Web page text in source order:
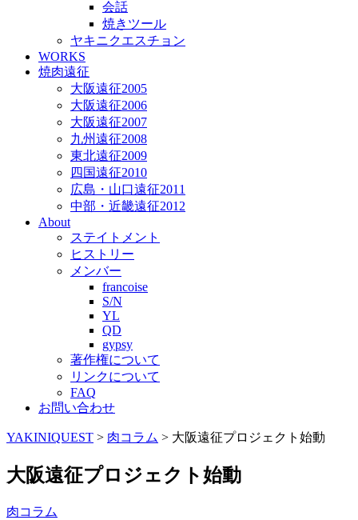
会話
焼きツール
ヤキニクエスチョン
WORKS
焼肉遠征
大阪遠征2005
大阪遠征2006
大阪遠征2007
九州遠征2008
東北遠征2009
四国遠征2010
広島・山口遠征2011
中部・近畿遠征2012
About
ステイトメント
ヒストリー
メンバー
francoise
S/N
YL
QD
gypsy
著作権について
リンクについて
FAQ
お問い合わせ
YAKINIQUEST > 肉コラム > 大阪遠征プロジェクト始動
大阪遠征プロジェクト始動
肉コラム